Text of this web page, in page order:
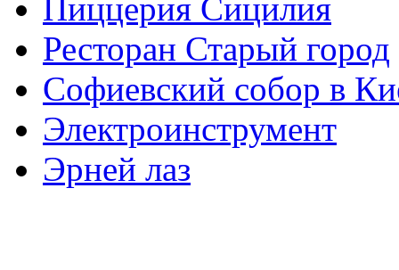
Пиццерия Сицилия
Ресторан Старый город
Софиевский собор в
Электроинструмент
Эрней лаз